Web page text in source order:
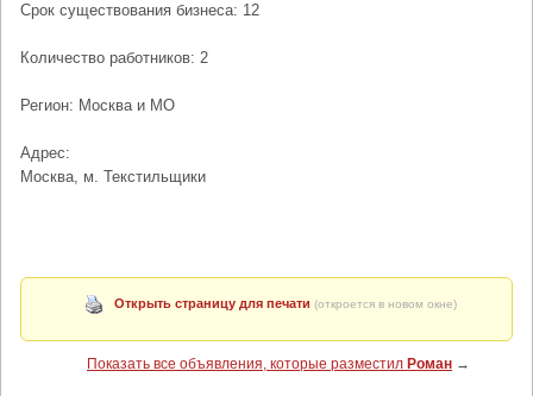
Срок существования бизнеса: 12
Количество работников: 2
Регион: Москва и МО
Адрес:
Москва, м. Текстильщики
Открыть страницу для печати (откроется в новом окне)
Показать все объявления, которые разместил Роман →